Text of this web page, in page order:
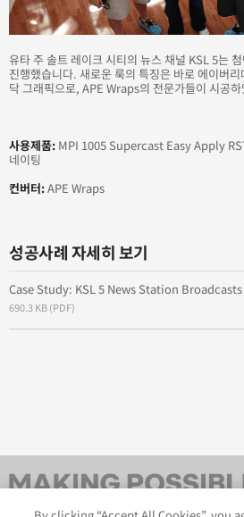
유타 주 솔트 레이크 시티의 뉴스 채널 KSL 5는
진행했습니다. 새로운 룩의 특징은 바로 에이버
닥 그래픽으로, APE Wraps의 전문가들이 시공
사용제품: MPI 1005 Supercast Easy Apply
네이팅
컨버터:APE Wraps
성공사례 자세히 보기
Case Study: KSL 5 News Station
690.3 KB (PDF)
Every Color of the Rainbow
Peak Performance